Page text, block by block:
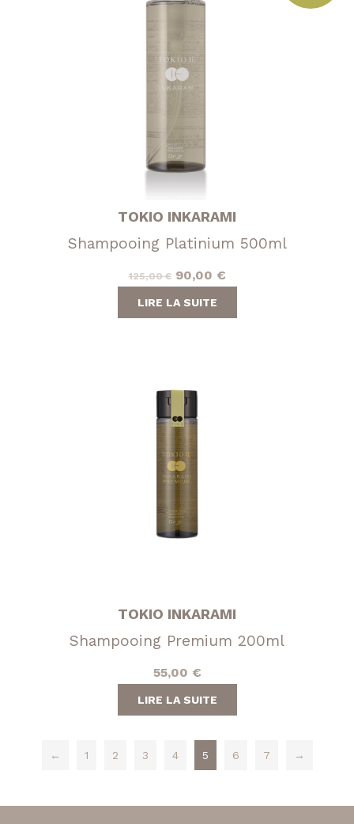
TOKIO INKARAMI
Shampooing Platinium 500ml
125,00€ Le
90,00 €Le
LIRE LA SUITE
TOKIO INKARAMI
Shampooing Premium 200ml
55,00 €
LIRE LA SUITE
← 1 2 3 4 5 6 7 →